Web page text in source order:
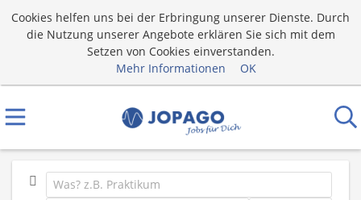
Cookies helfen uns bei der Erbringung unserer Dienste. Durch
die Nutzung unserer Angebote erklären Sie sich mit dem
Setzen von Cookies einverstanden.
Mehr Informationen
OK